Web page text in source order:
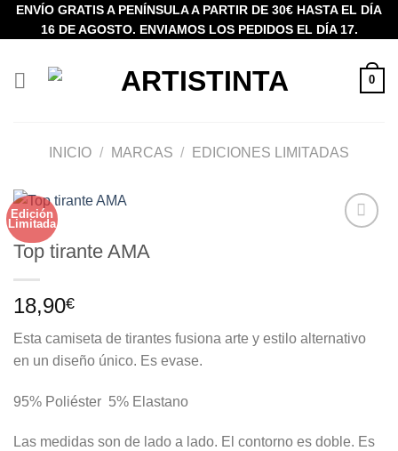
SaltarENVÍO GRATIS A PENÍNSULA A PARTIR DE 30€ HASTA EL DÍA
16 DE AGOSTO. ENVIAMOS LOS PEDIDOS EL DÍA 17.
0
INICIO / MARCAS / EDICIONES LIMITADAS
Edición
Limitada
Top tirante AMA
18,90€
Esta camiseta de tirantes fusiona arte y estilo alternativo
en un diseño único. Es evase.
95% Poliéster 5% Elastano
Las medidas son de lado a lado. El contorno es doble. Es